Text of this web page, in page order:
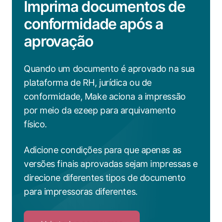
Imprima documentos de
conformidade após a
aprovação
Quando um documento é aprovado na sua
plataforma de RH, jurídica ou de
conformidade, Make aciona a impressão
por meio da ezeep para arquivamento
físico.
Adicione condições para que apenas as
versões finais aprovadas sejam impressas e
direcione diferentes tipos de documento
para impressoras diferentes.